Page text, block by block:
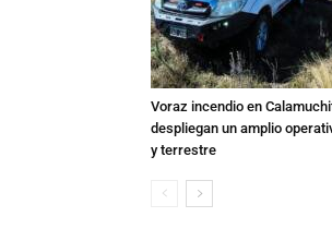
Voraz incendio en
despliegan un amplio
y terrestre